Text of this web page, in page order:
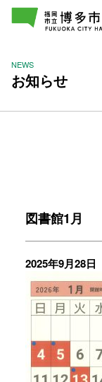
NEWS
お知らせ
図書館1月
2025年9月28日